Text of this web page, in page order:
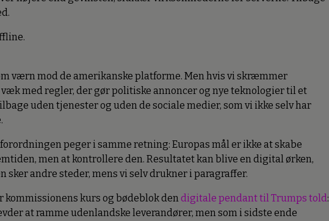
værn mod de amerikanske platforme. Men hvis vi skræmmer
med regler, der gør politiske annoncer og nye teknologier til et
uden tjenester og uden de sociale medier, som vi ikke selv har
forordningen peger i samme retning: Europas mål er ikke at skabe
men at kontrollere den. Resultatet kan blive en digital ørken,
sker andre steder, mens vi selv drukner i paragraffer.
kommissionens kurs og bødeblok dendigitale pendant til Trumps told:
at ramme udenlandske leverandører, men som i sidste ende